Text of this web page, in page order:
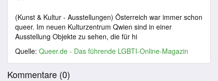
(Kunst & Kultur - Ausstellungen) Österreich war immer schon
queer. Im neuen Kulturzentrum Qwien sind in einer
Ausstellung Objekte zu sehen, die für hi
Quelle: Queer.de - Das führende LGBTI-Online-Magazin
Kommentare (0)